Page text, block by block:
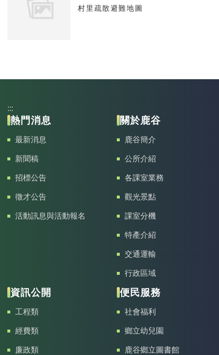
村里疏散避難地圖
:::
熱門消息
最新消息
新聞稿
招標公告
徵才公告
活動訊息與活動報名
關於鹿谷
鹿谷簡介
公所介紹
各課室業務
觀光景點
課室分機
特產介紹
交通運輸
行政區域
資訊公開
工程類
經費類
廉政類
便民服務
社會福利
鄉立幼兒園
鹿谷鄉立圖書館